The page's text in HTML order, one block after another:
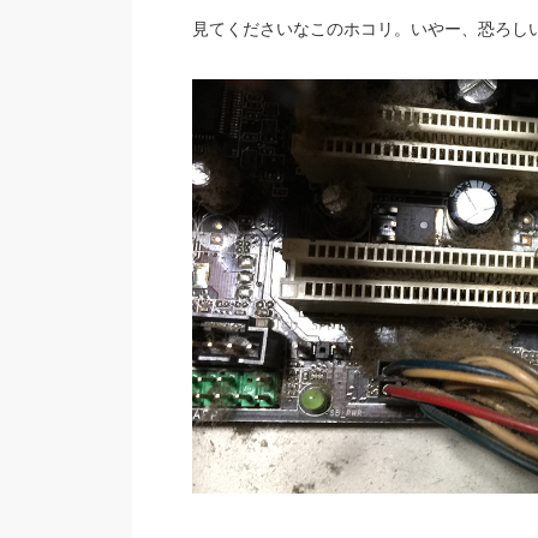
見てくださいなこのホコリ。いやー、恐ろし